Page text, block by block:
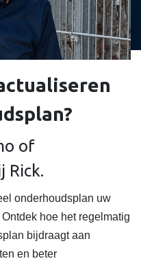
of
Rick.
onderhoudsplan uw
hoe het regelmatig
bijdraagt aan
en beter